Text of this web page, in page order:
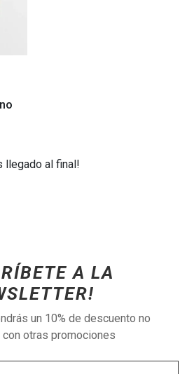
llegado al final!
A LA
un 10% de descuento no
con otras promociones